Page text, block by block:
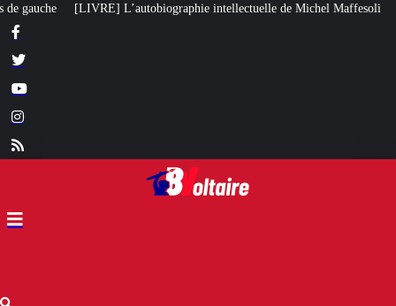
intellectuelle de Michel Maffesoli Pour regagner son influence en